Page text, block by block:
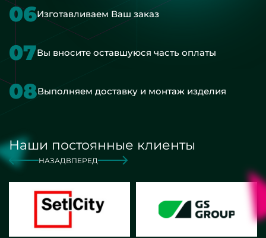
06Изготавливаем Ваш заказ
07Вы вносите оставшуюся часть оплаты
08Выполняем доставку и монтаж изделия
Наши постоянные клиенты
НАЗАД ВПЕРЕД